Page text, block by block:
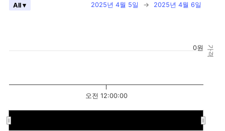
가격
2025년 4월 5일 → 2025년 4월 6일
All ▾
오전 12:00:00
0원